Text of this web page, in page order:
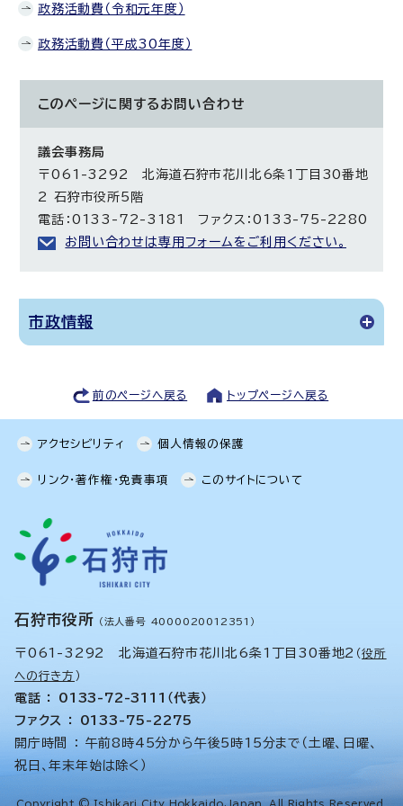
政務活動費（令和元年度）
政務活動費（平成30年度）
このページに関する お問い合わせ
議会事務局
〒061-3292 北海道石狩市花川北6条1丁目30番地
2 石狩市役所5階
電話：0133-72-3181 ファクス：0133-75-2280
お問い合わせは専用フォームをご利用ください。
市政情報
前のページへ戻る トップページへ戻る
アクセシビリティ 個人情報の保護
リンク・著作権・免責事項 このサイトについて
石狩市役所 （法人番号 4000020012351）
〒061-3292 北海道石狩市花川北6条1丁目30番地2 （役所
への行き方 ）
電話 ： 0133-72-3111（代表）
ファクス ： 0133-75-2275
開庁時間 ： 午前8時45分から午後5時15分まで（土曜、日曜、
祝日、年末年始は除く）
Copyright © Ishikari City Hokkaido,Japan. All Rights Reserved.